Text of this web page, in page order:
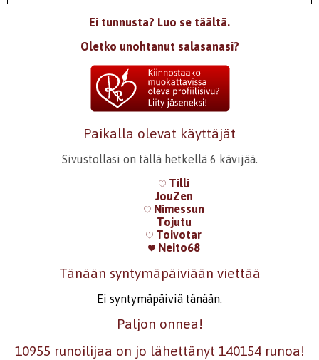
Ei tunnusta? Luo se täältä.
Oletko unohtanut salasanasi?
Paikalla olevat käyttäjät
Sivustollasi on tällä hetkellä 6 kävijää.
Tilli
JouZen
Nimessun
Tojutu
Toivotar
Neito68
Tänään syntymäpäiviään viettää
Ei syntymäpäiviä tänään.
Paljon onnea!
10955 runoilijaa on jo lähettänyt 140154 runoa!